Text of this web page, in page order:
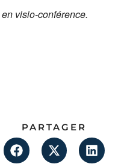
visio-conférence.
PARTAGER